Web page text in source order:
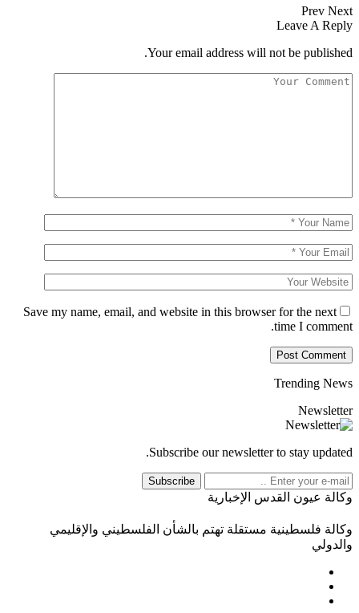
Prev Next
Leave A Reply
Your email address will not be published.
Save my name, email, and website in this browser for the next
time I comment.
Trending News
Newsletter
Subscribe our newsletter to stay updated.
Subscribe
وكالة عيون القدس الإخبارية
وكالة فلسطينية مستقلة تهتم بالشأن الفلسطيني والإقليمي
والدولي